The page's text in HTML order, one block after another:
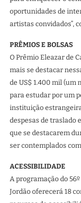
oportunidades de
artistas convidados”,
PRÊMIOS E BOLSAS
O Prêmio Eleazar de
mais se destacar
de US$ 1.400 mil (um
para estudar por um
instituição
despesas de traslado
que se destacarem
ser contemplados
ACESSIBILIDADE
A programação do
Jordão oferecerá 18